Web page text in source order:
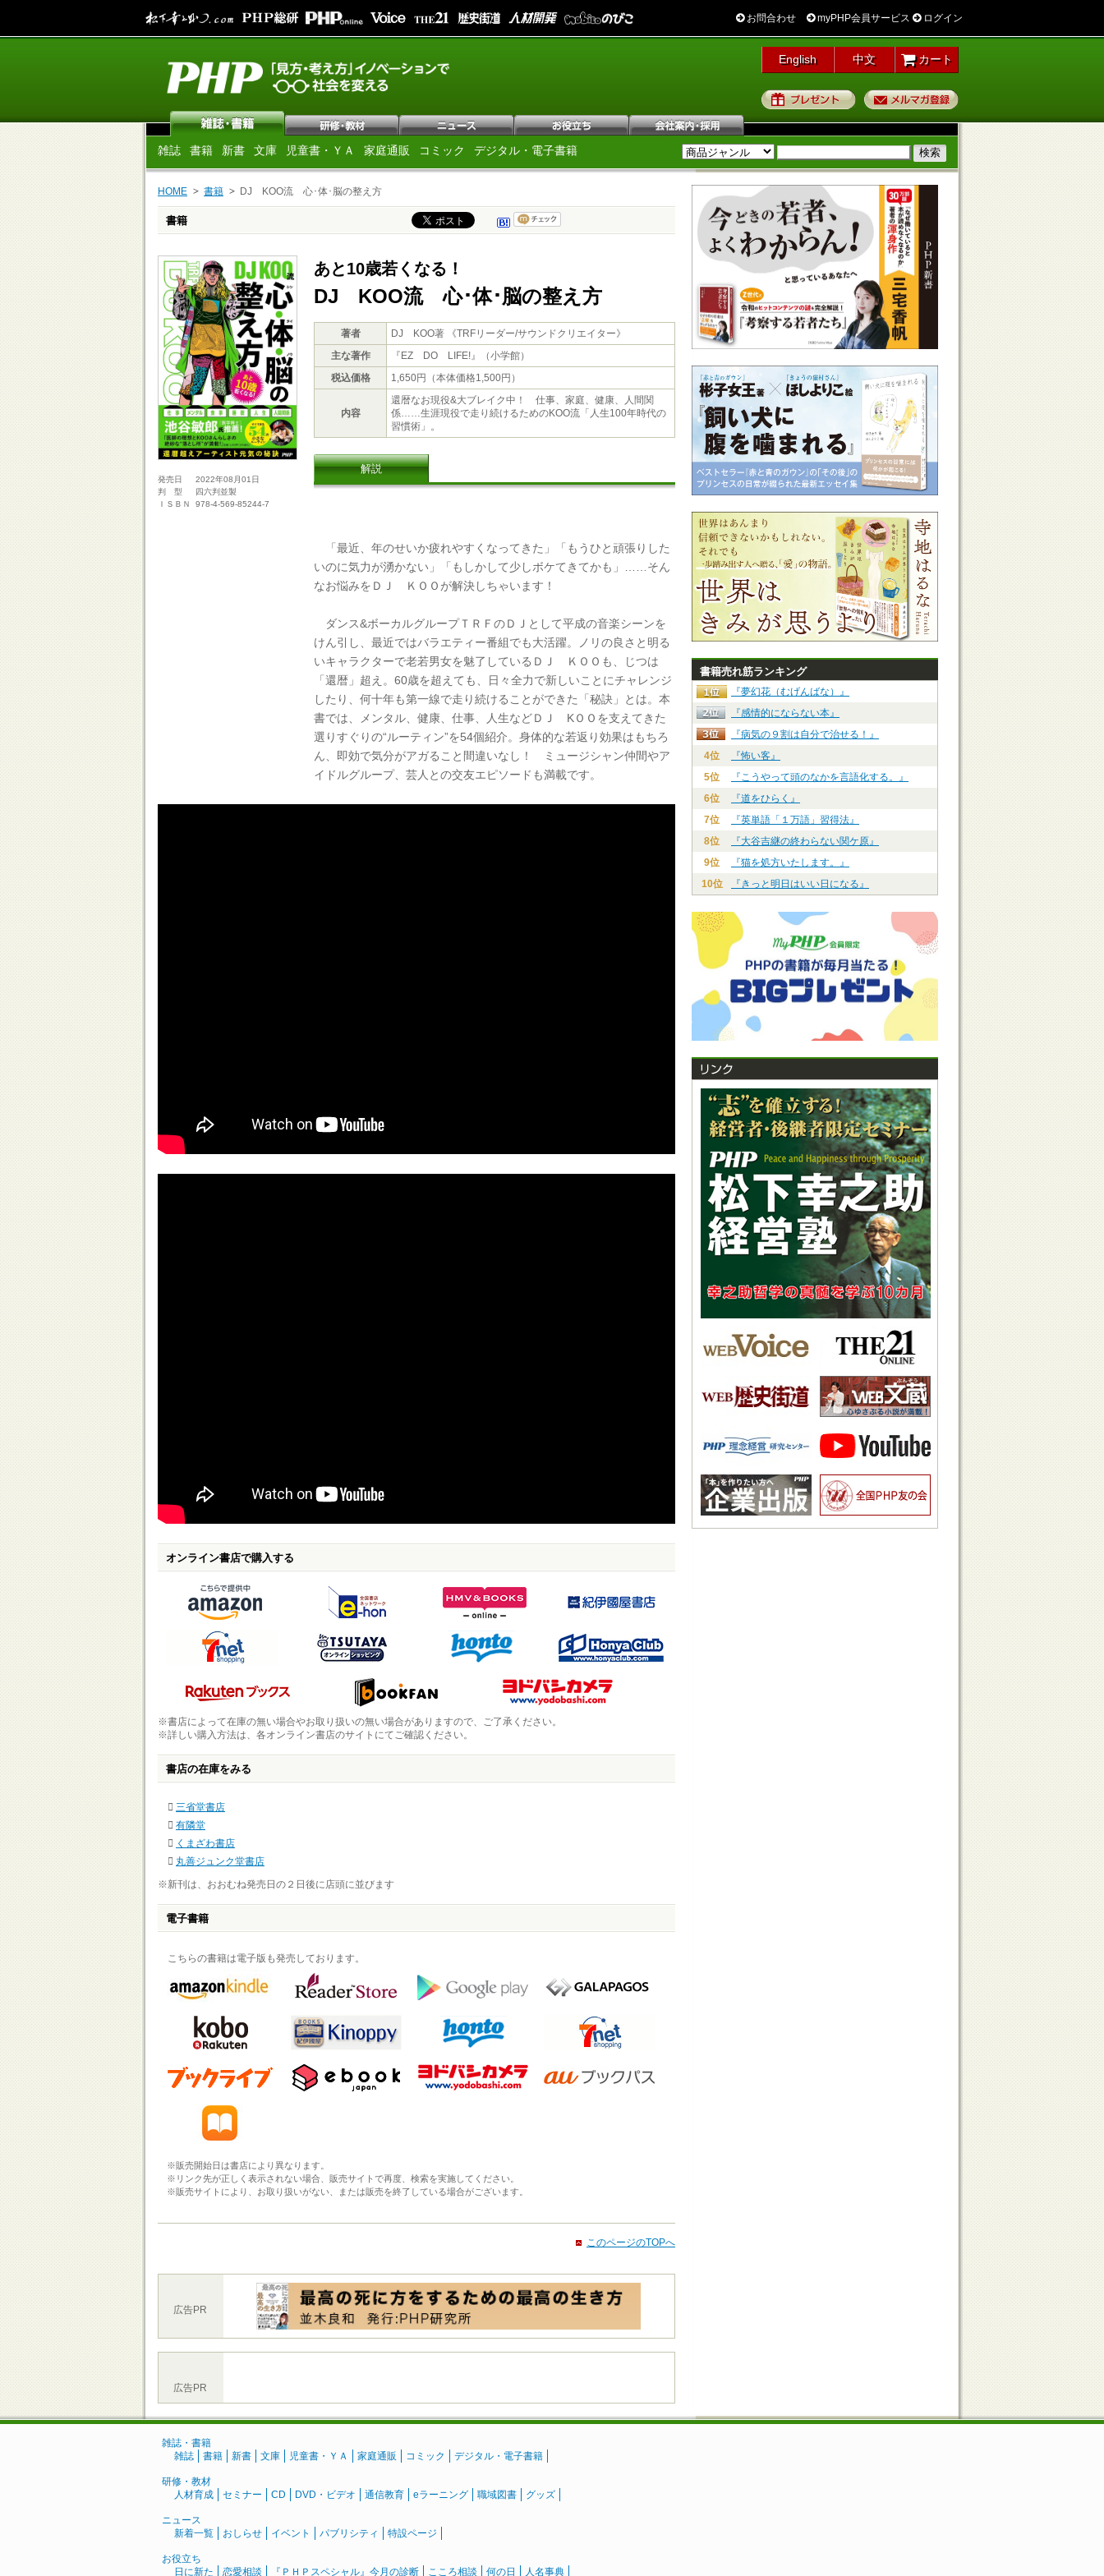
お問合わせ myPHP会員サービス ログイン
English 中文 カート
プレゼント
雑誌 書籍 新書 文庫 児童書・ＹＡ 家庭通販 コミック デジタル・電子書籍
HOME 書籍 DJ KOO流 心･体･脳の整え方
書籍
発売日
2022年08月01日
判 型
四六判並製
ＩＳＢＮ
978-4-569-85244-7
あと10歳若くなる！
DJ KOO流 心･体･脳の整え方
著者
DJ KOO著 《TRFリーダー/サウンドクリエイター》
主な著作
『EZ DO LIFE!』（小学館）
税込価格
1,650円（本体価格1,500円）
内容
還暦なお現役&大ブレイク中！ 仕事、家庭、健康、人間関
係……生涯現役で走り続けるためのKOO流「人生100年時代の
習慣術」。
解説
「最近、年のせいか疲れやすくなってきた」「もうひと頑張りした
いのに気力が湧かない」「もしかして少しボケてきてかも」……そん
なお悩みをＤＪ ＫＯＯが解決しちゃいます！
ダンス&ボーカルグループＴＲＦのＤＪとして平成の音楽シーンを
けん引し、最近ではバラエティー番組でも大活躍。ノリの良さと明る
いキャラクターで老若男女を魅了しているＤＪ ＫＯＯも、じつは
「還暦」超え。60歳を超えても、日々全力で新しいことにチャレンジ
したり、何十年も第一線で走り続けることができた「秘訣」とは。本
書では、メンタル、健康、仕事、人生などＤＪ KＯＯを支えてきた
選りすぐりの“ルーティン”を54個紹介。身体的な若返り効果はもちろ
ん、即効で気分がアガること間違いなし！ ミュージシャン仲間やア
イドルグループ、芸人との交友エピソードも満載です。
オンライン書店で購入する
※書店によって在庫の無い場合やお取り扱いの無い場合がありますので、ご了承ください。
※詳しい購入方法は、各オンライン書店のサイトにてご確認ください。
書店の在庫をみる
三省堂書店
有隣堂
くまざわ書店
丸善ジュンク堂書店
※新刊は、おおむね発売日の２日後に店頭に並びます
電子書籍
こちらの書籍は電子版も発売しております。
※販売開始日は書店により異なります。
※リンク先が正しく表示されない場合、販売サイトで再度、検索を実施してください。
※販売サイトにより、お取り扱いがない、または販売を終了している場合がございます。
このページのTOPへ
広告PR
広告PR
書籍売れ筋ランキング
『夢幻花（むげんばな）』
『感情的にならない本』
『病気の９割は自分で治せる！』
4位
『怖い客』
5位
『こうやって頭のなかを言語化する。』
6位
『道をひらく』
7位
『英単語「１万語」習得法』
8位
『大谷吉継の終わらない関ケ原』
9位
『猫を処方いたします。』
10位
『きっと明日はいい日になる』
雑誌・書籍
雑誌
書籍 新書 文庫 児童書・ＹＡ 家庭通販 コミック デジタル・電子書籍
研修・教材
人材育成
セミナー CD DVD・ビデオ 通信教育 eラーニング 職域図書 グッズ
ニュース
新着一覧
おしらせ イベント パブリシティ 特設ページ
お役立ち
日に新た
恋愛相談 『ＰＨＰスペシャル』今月の診断 こころ相談 何の日 人名事典